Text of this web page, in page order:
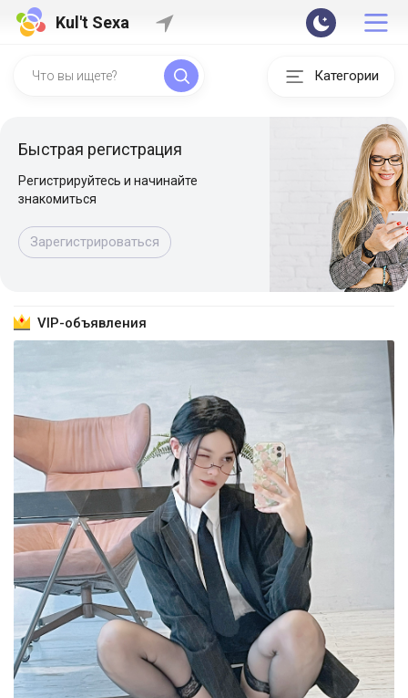
Kul't Sexa
Категории
Быстрая регистрация
Регистрируйтесь и начинайте
знакомиться
Зарегистрироваться
VIP-объявления